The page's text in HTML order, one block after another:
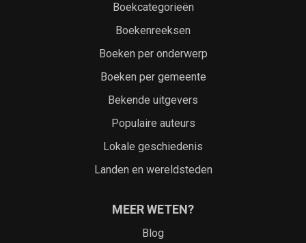
Boekcategorieën
Boekenreeksen
Boeken per onderwerp
Boeken per gemeente
Bekende uitgevers
Populaire auteurs
Lokale geschiedenis
Landen en wereldsteden
MEER WETEN?
Blog